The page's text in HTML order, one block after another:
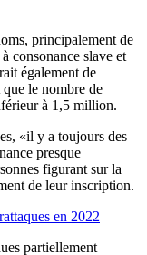
principalement de
consonance slave et
également de
le nombre de
à 1,5 million.
«il y a toujours des
presque
figurant sur la
de leur inscription.
en 2022
partiellement